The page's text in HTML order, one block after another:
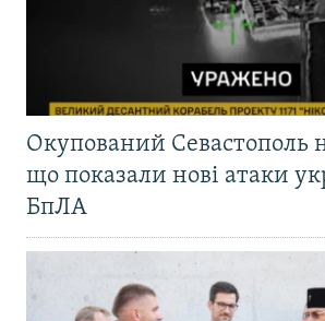
Окупований Севастополь
що показали нові атаки
БпЛА